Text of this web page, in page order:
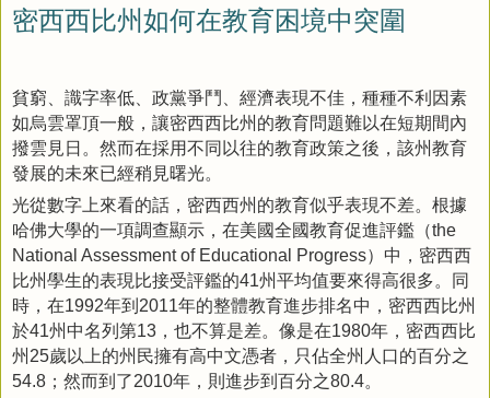
密西西比州如何在教育困境中突圍
貧窮、識字率低、政黨爭鬥、經濟表現不佳，種種不利因素
如烏雲罩頂一般，讓密西西比州的教育問題難以在短期間內
撥雲見日。然而在採用不同以往的教育政策之後，該州教育
發展的未來已經稍見曙光。
光從數字上來看的話，密西西州的教育似乎表現不差。根據
哈佛大學的一項調查顯示，在美國全國教育促進評鑑（the
National Assessment of Educational Progress）中，密西西
比州學生的表現比接受評鑑的41州平均值要來得高很多。同
時，在1992年到2011年的整體教育進步排名中，密西西比州
於41州中名列第13 ，也不算是差。像是在1980年，密西西比
州25歲以上的州民擁有高中文憑者，只佔全州人口的百分之
54.8 ；然而到了2010年，則進步到百分之80.4。